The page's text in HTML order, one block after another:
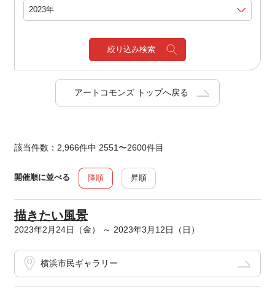
絞り込み検索
アートコモンズ トップへ戻る
該当件数：2,966件中 2551〜2600件目
開催順に並べる 降順 昇順
描きたい風景
2023年2月24日（金） ～ 2023年3月12日（日）
横浜市民ギャラリー